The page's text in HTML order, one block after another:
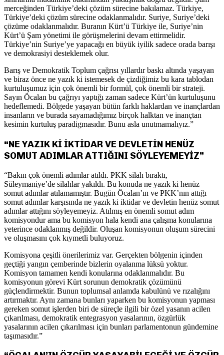
merceğinden Türkiye’deki çözüm sürecine bakılamaz. Türkiye,
Türkiye’deki çözüm sürecine odaklanmalıdır. Suriye, Suriye’deki
çözüme odaklanmalıdır. Buranın Kürt’ü Türkiye ile, Suriye’nin
Kürt’ü Şam yönetimi ile görüşmelerini devam ettirmelidir.
Türkiye’nin Suriye’ye yapacağı en büyük iyilik sadece orada barışı
ve demokrasiyi desteklemek olur.
Barış ve Demokratik Toplum çağrısı yıllardır baskı altında yaşayan
ve biraz önce ne yazık ki istemesek de çizdiğimiz bu kara tablodan
kurtuluşumuz için çok önemli bir formül, çok önemli bir strateji.
Sayın Öcalan bu çağrıyı yaptığı zaman sadece Kürt’ün kurtuluşunu
hedeflemedi. Bölgede yaşayan bütün farklı haklardan ve inançlardan
insanların ve burada sayamadığımız birçok halktan ve inançtan
kesimin kurtuluş paradigmasıdır. Bunu asla unutmamalıyız.”
“NE YAZIK Kİ İKTİDAR VE DEVLETİN HENÜZ
SOMUT ADIMLAR ATTIĞINI SÖYLEYEMEYİZ”
“Bakın çok önemli adımlar atıldı. PKK silah bıraktı,
Süleymaniye’de silahlar yakıldı. Bu konuda ne yazık ki henüz
somut adımlar atılamamıştır. Bugün Öcalan’ın ve PKK’nın attığı
somut adımlar karşısında ne yazık ki iktidar ve devletin henüz somut
adımlar attığını söyleyemeyiz. Atılmış en önemli somut adım
komisyondur ama bu komisyon hala kendi ana çalışma konularına
yeterince odaklanmış değildir. Oluşan komisyonun oluşum sürecini
ve oluşmasını çok kıymetli buluyoruz.
Komisyona çeşitli önerilerimiz var. Gerçekten bölgenin içinden
geçtiği yangın çemberinde bizlerin oyalanma lüksü yoktur.
Komisyon tamamen kendi konularına odaklanmalıdır. Bu
komisyonun görevi Kürt sorunun demokratik çözümünü
güçlendirmektir. Bunun toplumsal anlamda kabulünü ve rızalığını
artırmaktır. Aynı zamana bunları yaparken bu komisyonun yapması
gereken somut işlerden biri de süreçle ilgili bir özel yasanın acilen
çıkarılması, demokratik entegrasyon yasalarının, özgürlük
yasalarının acilen çıkarılması için bunları parlamentonun gündemine
taşımasıdır.”